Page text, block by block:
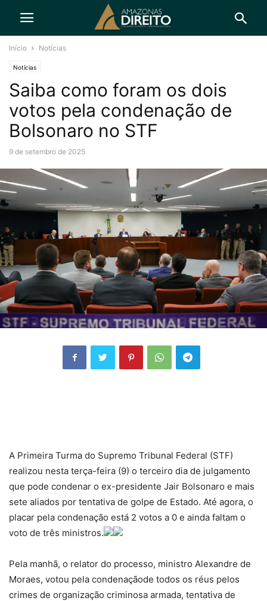
Início Notícias
Notícias
Saiba como foram os dois
votos pela condenação de
Bolsonaro no STF
9 de setembro de 2025
A Primeira Turma do Supremo Tribunal Federal (STF)
realizou nesta terça-feira (9) o terceiro dia de julgamento
que pode condenar o ex-presidente Jair Bolsonaro e mais
sete aliados por tentativa de golpe de Estado. Até agora, o
placar pela condenação está 2 votos a 0 e ainda faltam o
voto de três ministros.
Pela manhã, o relator do processo, ministro Alexandre de
Moraes, votou pela condenaçãode todos os réus pelos
crimes de organização criminosa armada, tentativa de